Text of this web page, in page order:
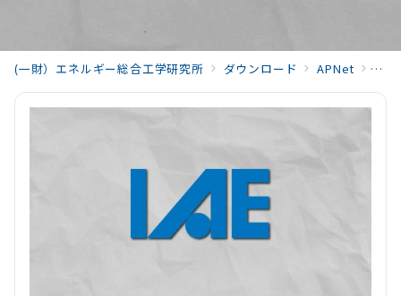
(一財）エネルギー総合工学研究所 ダウンロード APNet